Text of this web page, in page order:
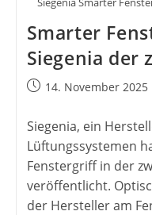
Smarter
Siegenia der
Beitrag14. November 2025
Siegenia, ein
Lüftungssystemen
Fenstergriff in der
veröffentlicht.
der Hersteller am